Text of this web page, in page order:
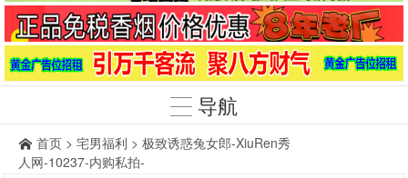
导航
首页 > 宅男福利 > 极致诱惑兔女郎-XiuRen秀
人网-10237-内购私拍-